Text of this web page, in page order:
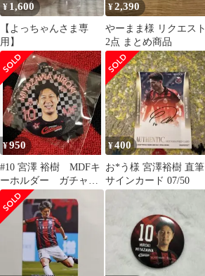
¥ 1,600
【よっちゃんさま専
用】
¥2,390
やーまま様 リクエスト
2点 まとめ商品
¥950
#10 宮澤 裕樹 MDFキ
ーホルダー ガチャ
北海道コンサドーレ札
幌
¥400
お*う様 宮澤裕樹 直筆
サインカード 07/50